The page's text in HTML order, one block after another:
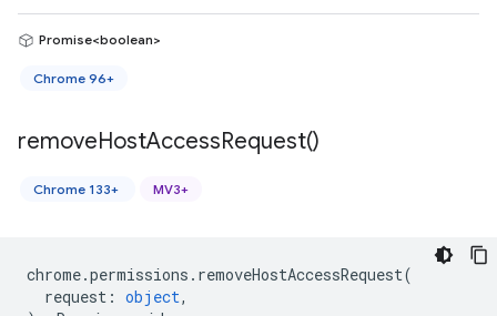
Promise<boolean>
Chrome 96+
removeHostAccessRequest()
Chrome 133+ MV3+
chrome.permissions . removeHostAccessRequest(
request : object,